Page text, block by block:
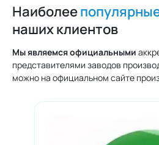
Наиболее
наших клиентов
Мы являемся официальными
представителями заводов
можно на официальном сайте